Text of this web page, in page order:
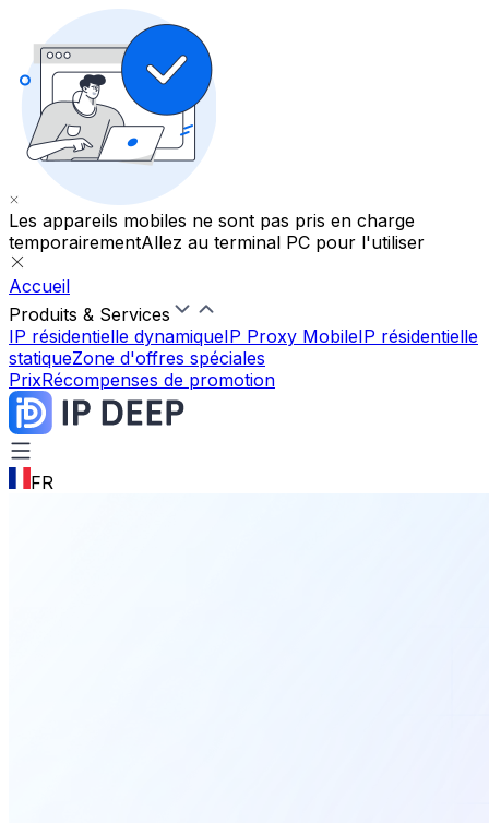
Les appareils mobiles ne sont pas pris en charge
temporairementAllez au terminal PC pour l'utiliser
Accueil
Produits & Services
IP résidentielle dynamiqueIP Proxy MobileIP résidentielle
statiqueZone d'offres spéciales
PrixRécompenses de promotion
FR